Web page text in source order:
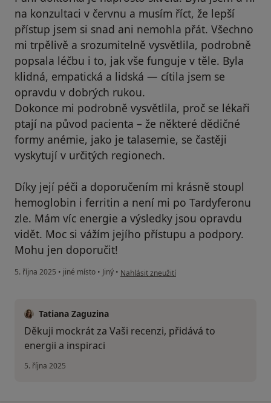
na konzultaci v červnu a musím říct, že lepší
přístup jsem si snad ani nemohla přát. Všechno
mi trpělivě a srozumitelně vysvětlila, podrobně
popsala léčbu i to, jak vše funguje v těle. Byla
klidná, empatická a lidská — cítila jsem se
opravdu v dobrých rukou.
Dokonce mi podrobně vysvětlila, proč se lékaři
ptají na původ pacienta – že některé dědičné
formy anémie, jako je talasemie, se častěji
vyskytují v určitých regionech.
Díky její péči a doporučením mi krásně stoupl
hemoglobin i ferritin a není mi po Tardyferonu
zle. Mám víc energie a výsledky jsou opravdu
vidět. Moc si vážím jejího přístupu a podpory.
Mohu jen doporučit!
5. října 2025 • jiné místo • Jiný • podle názoru uživatele Olga
Nahlásit zneužití
Tatiana Zaguzina
Děkuji mockrát za Vaši recenzi, přidává to
energii a inspiraci
5. října 2025